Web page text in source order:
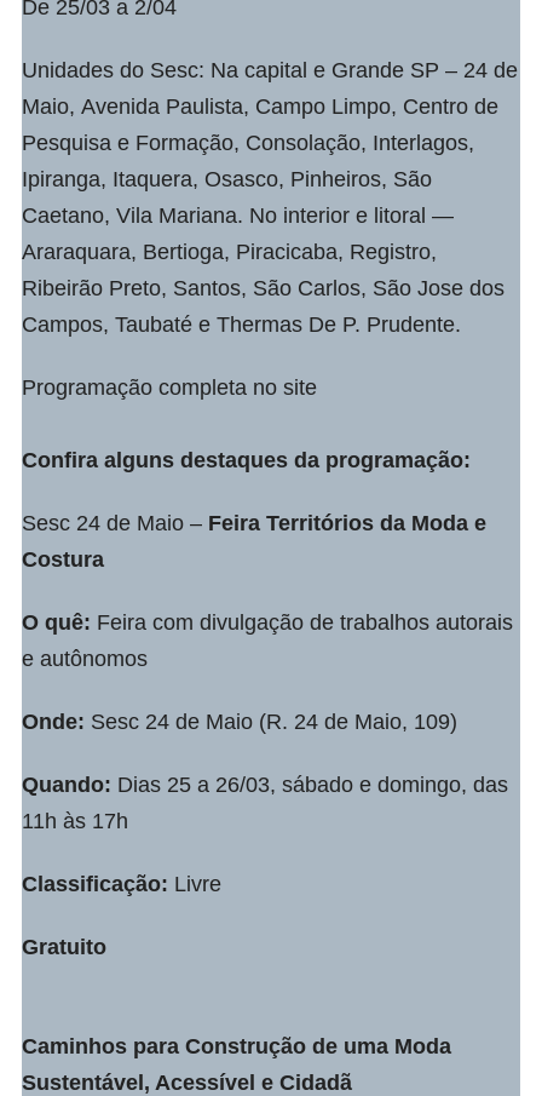
De 25/03 a 2/04
Unidades do Sesc: Na capital e Grande SP – 24 de
Maio, Avenida Paulista, Campo Limpo, Centro de
Pesquisa e Formação, Consolação, Interlagos,
Ipiranga, Itaquera, Osasco, Pinheiros, São
Caetano, Vila Mariana. No interior e litoral —
Araraquara, Bertioga, Piracicaba, Registro,
Ribeirão Preto, Santos, São Carlos, São Jose dos
Campos, Taubaté e Thermas De P. Prudente.
Programação completa no site
Confira alguns destaques da programação:
Sesc 24 de Maio – Feira Territórios da Moda e
Costura
O quê: Feira com divulgação de trabalhos autorais
e autônomos
Onde: Sesc 24 de Maio (R. 24 de Maio, 109)
Quando: Dias 25 a 26/03, sábado e domingo, das
11h às 17h
Classificação: Livre
Gratuito
Caminhos para Construção de uma Moda
Sustentável, Acessível e Cidadã